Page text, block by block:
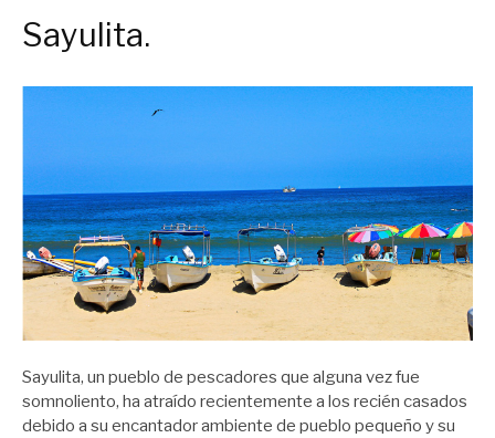
Sayulita.
Sayulita, un pueblo de pescadores que alguna vez fue
somnoliento, ha atraído recientemente a los recién casados
debido a su encantador ambiente de pueblo pequeño y su